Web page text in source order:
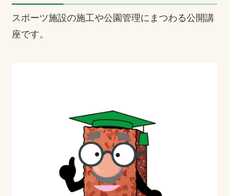
スポーツ施設の施工や公園管理にまつわる公開講
座です。